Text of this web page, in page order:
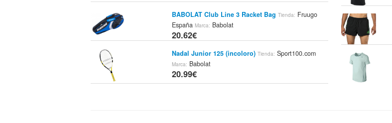
BABOLAT Club Line 3 Racket Bag Tienda: Fruugo
EspañaMarca: Babolat
20.62€
Nadal Junior 125 (incoloro) Tienda: Sport100.com
Marca: Babolat
20.99€